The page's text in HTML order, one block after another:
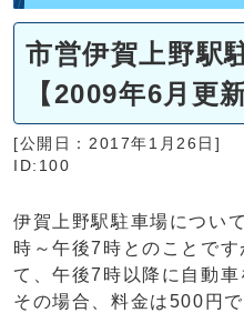
市営伊賀上野駅
【2009年6月更新
[公開日：2017年1月26日]
ID:100
伊賀上野駅駐車場につい
時～午後7時とのことで
て、午後7時以降に自動
その場合、料金は500円